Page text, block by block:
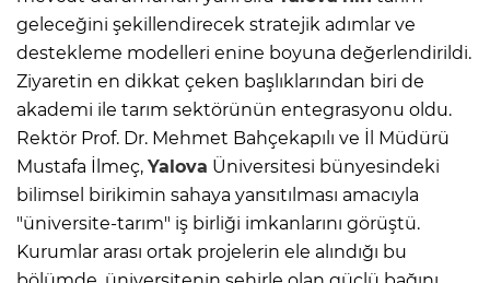
geleceğini şekillendirecek stratejik adımlar ve
destekleme modelleri enine boyuna değerlendirildi.
Ziyaretin en dikkat çeken başlıklarından biri de
akademi ile tarım sektörünün entegrasyonu oldu.
Rektör Prof. Dr. Mehmet Bahçekapılı ve İl Müdürü
Mustafa İlmeç, Yalova Üniversitesi bünyesindeki
bilimsel birikimin sahaya yansıtılması amacıyla
"üniversite-tarım" iş birliği imkanlarını görüştü.
Kurumlar arası ortak projelerin ele alındığı bu